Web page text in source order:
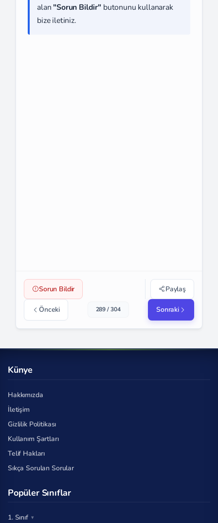
alan "Sorun Bildir" butonunu kullanarak
bize iletiniz.
Sorun Bildir Paylaş
Önceki 289 / 304 Sonraki
Künye
Hakkımızda
İletişim
Gizlilik Politikası
Kullanım Şartları
Telif Hakları
Sıkça Sorulan Sorular
Popüler Sınıflar
1. Sınıf